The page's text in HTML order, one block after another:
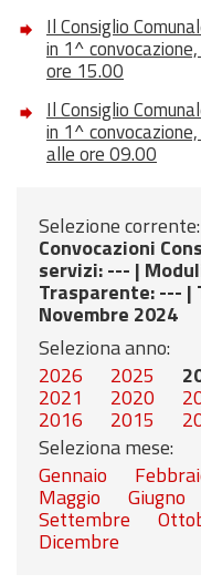
Il Consiglio
in 1^
ore 15.00
Il Consiglio
in 1^
alle ore 09.00
Selezione corrente:
Convocazioni
servizi: --- |
Trasparente: --- |
Novembre 2024
Seleziona anno:
2026
2025
2021 2020
2016 2015
Seleziona mese:
Gennaio
Maggio Giugno
Settembre
Dicembre